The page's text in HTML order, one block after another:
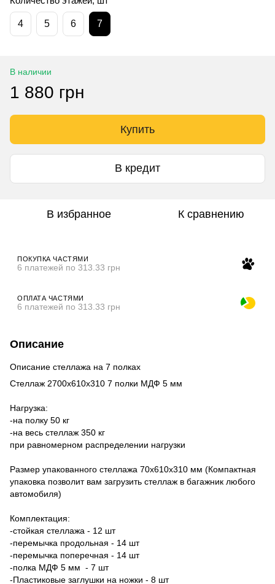
4 5 6 7
В наличии
1 880 грн
Купить
В кредит
В избранное К сравнению
ПОКУПКА ЧАСТЯМИ
6 платежей по 313.33 грн
ОПЛАТА ЧАСТЯМИ
6 платежей по 313.33 грн
Описание
Описание стеллажа на 7 полках
Стеллаж 2700х610х310 7 полки МДФ 5 мм
Нагрузка:
-на полку 50 кг
-на весь стеллаж 350 кг
при равномерном распределении нагрузки
Размер упакованного стеллажа 70х610х310 мм (Компактная
упаковка позволит вам загрузить стеллаж в багажник любого
автомобиля)
Комплектация:
-стойкая стеллажа - 12 шт
-перемычка продольная - 14 шт
-перемычка поперечная - 14 шт
-полка МДФ 5 мм - 7 шт
-Пластиковые заглушки на ножки - 8 шт